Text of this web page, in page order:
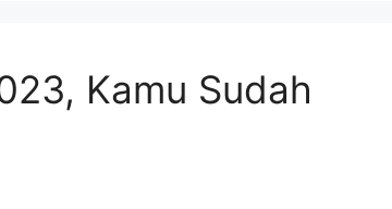
Kamu Sudah